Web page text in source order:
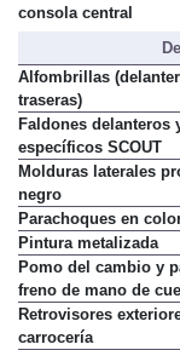
consola central
Alfombrillas
traseras)
Faldones delanteros
específicos SCOUT
Molduras laterales
negro
Parachoques en
Pintura metalizada
Pomo del cambio y
freno de mano de
Retrovisores
carrocería